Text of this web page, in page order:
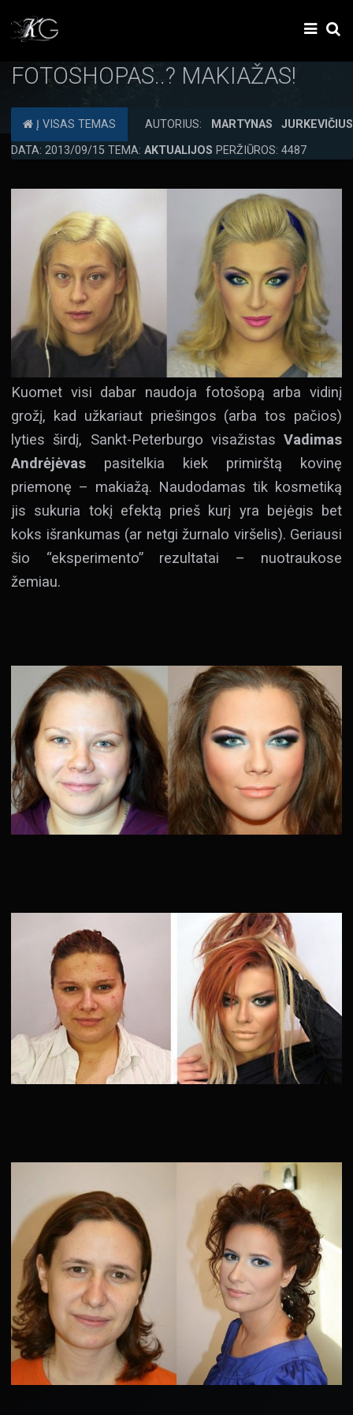
FOTOSHOPAS..? MAKIAŽAS!
Į VISAS TEMAS AUTORIUS:
MARTYNAS JURKEVIČIUS
DATA: 2013/09/15 TEMA: AKTUALIJOS PERŽIŪROS: 4487
Kuomet visi dabar naudoja fotošopą arba vidinį
grožį, kad užkariaut priešingos (arba tos pačios)
lyties širdį, Sankt-Peterburgo visažistas Vadimas
Andrėjėvas pasitelkia kiek primirštą kovinę
priemonę – makiažą. Naudodamas tik kosmetiką
jis sukuria tokį efektą prieš kurį yra bejėgis bet
koks išrankumas (ar netgi žurnalo viršelis). Geriausi
šio “eksperimento” rezultatai – nuotraukose
žemiau.